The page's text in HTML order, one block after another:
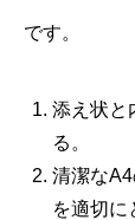
です。
添え状と
る。
清潔な
を適切に